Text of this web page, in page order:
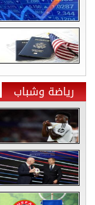
رياضة وشباب